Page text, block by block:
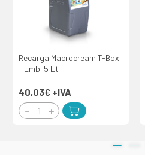
Recarga Macrocream T-Box
- Emb. 5 Lt
40,03€ +IVA